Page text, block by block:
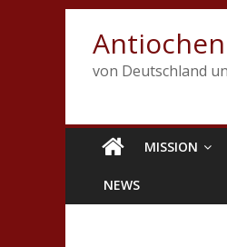
von Deutschland
MISSION
NEWS